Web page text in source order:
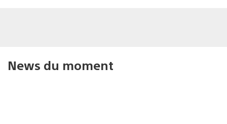
News du moment